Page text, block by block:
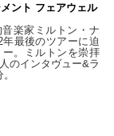
ント フェアウェル
音楽家ミルトン・ナ
最後のツアーに迫
。ミルトンを崇拝
のインタヴュー&ラ